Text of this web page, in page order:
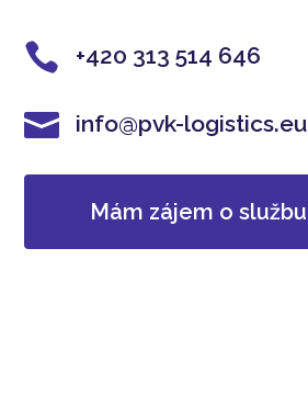
 +420 313 514 646
 info@pvk-logistics.eu
Mám zájem o službu